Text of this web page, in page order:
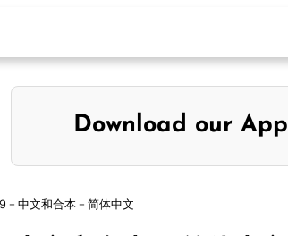
Download our App
– 中文和合本 – 简体中文